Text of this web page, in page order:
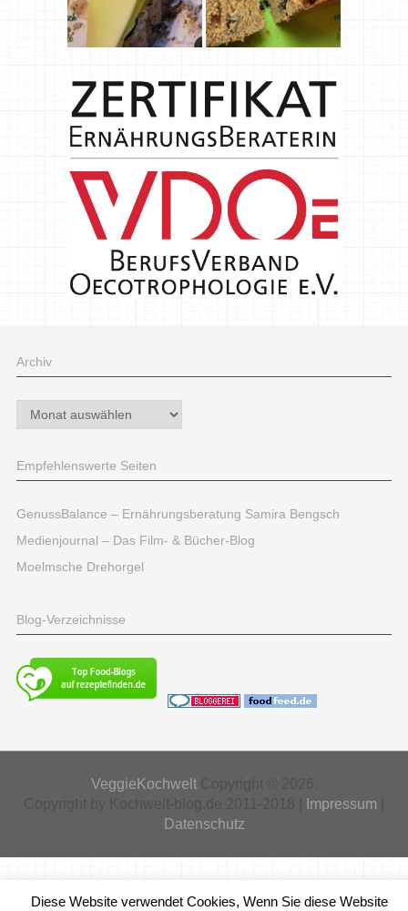
Archiv
Archiv
Empfehlenswerte Seiten
GenussBalance – Ernährungsberatung Samira Bengsch
Medienjournal – Das Film- & Bücher-Blog
Moelmsche Drehorgel
Blog-Verzeichnisse
VeggieKochweltCopyright © 2026.
Impressum
Datenschutz
Diese Website verwendet Cookies, Wenn Sie diese Website